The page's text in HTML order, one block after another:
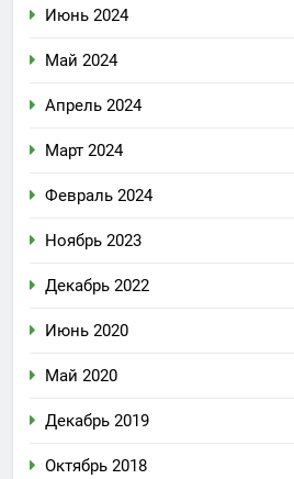
Июнь 2024
Май 2024
Апрель 2024
Март 2024
Февраль 2024
Ноябрь 2023
Декабрь 2022
Июнь 2020
Май 2020
Декабрь 2019
Октябрь 2018